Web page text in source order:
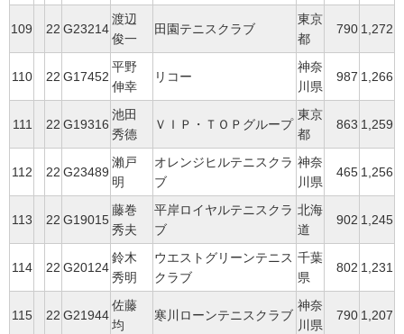
109 22 G23214
渡辺
俊一
田園テニスクラブ
東京
都
790 1,272
110 22 G17452
平野
伸幸
リコー
神奈
川県
987 1,266
111 22 G19316
池田
秀德
ＶＩＰ・ＴＯＰグループ
東京
都
863 1,259
112 22 G23489
瀨戸
明
オレンジヒルテニスクラ
ブ
神奈
川県
465 1,256
113 22 G19015
藤巻
秀夫
平岸ロイヤルテニスクラ
ブ
北海
道
902 1,245
114 22 G20124
鈴木
秀明
ウエストグリーンテニス
クラブ
千葉
県
802 1,231
115 22 G21944
佐藤
均
寒川ローンテニスクラブ
神奈
川県
790 1,207